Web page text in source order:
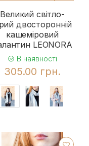
Великий світло-
двосторонній
кашеміровий
LEONORA
В наявності
305.00 грн.